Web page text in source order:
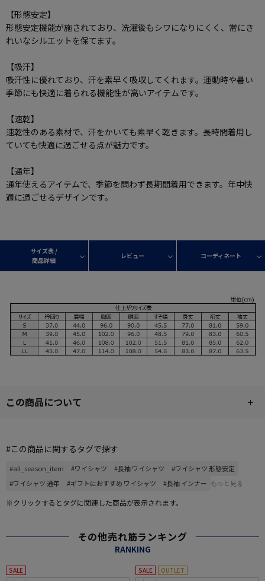
【形態安定】
形態安定機能が施されており、洗濯後もシワになりにくく、常にき
れいなシルエットを保てます。
【吸汗】
吸汗性に優れており、汗を素早く吸収してくれます。運動時や暑い
季節にも快適に着られる機能性が高いアイテムです。
【速乾】
速乾性のある素材で、汗をかいても素早く乾きます。長時間着用し
ていても快適に過ごせる点が魅力です。
【通年】
通年使えるアイテムで、季節を問わず長期間着用できます。年中快
適に過ごせるデザインです。
サイズ表 /
商品詳細
レビュー コーディネート
この商品について
#この商品に関するタグで探す
#all_season_item #ワイシャツ #長袖 ワイシャツ
#ワイシャツ 形態安定
#ワイシャツ 通年
#ギフトにおすすめ ワイシャツ #長袖 インナー もっと見る
※クリックするとタグに関連した商品が表示されます。
その他売れ筋ランキング
RANKING
SALE SALE OUTLET